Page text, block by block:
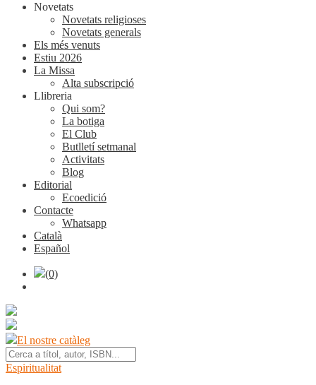
Novetats
Novetats religioses
Novetats generals
Els més venuts
Estiu 2026
La Missa
Alta subscripció
Llibreria
Qui som?
La botiga
El Club
Butlletí setmanal
Activitats
Blog
Editorial
Ecoedició
Contacte
Whatsapp
Català
Español
(0)
El nostre catàleg
Espiritualitat